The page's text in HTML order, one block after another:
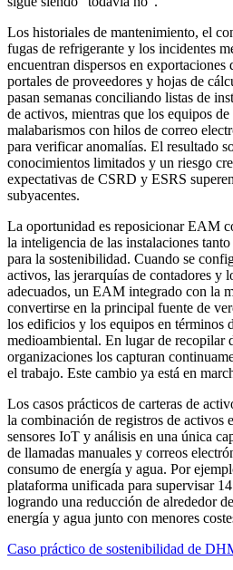
Los historiales de mantenimiento, el
fugas de refrigerante y los incidentes
encuentran dispersos en exportaciones
portales de proveedores y hojas de
pasan semanas conciliando listas de
de activos, mientras que los equipos de
malabarismos con hilos de correo
para verificar anomalías. El resultado
conocimientos limitados y un riesgo
expectativas de CSRD y ESRS
subyacentes.
La oportunidad es reposicionar EAM
la inteligencia de las instalaciones
para la sostenibilidad. Cuando se
activos, las jerarquías de contadores y
adecuados, un EAM integrado con la
convertirse en la principal fuente de
los edificios y los equipos en términos
medioambiental. En lugar de recopilar
organizaciones los capturan
el trabajo. Este cambio ya está en
Los casos prácticos de carteras de
la combinación de registros de activos
sensores IoT y análisis en una única
de llamadas manuales y correos
consumo de energía y agua. Por
plataforma unificada para supervisar
logrando una reducción de alrededor
energía y agua junto con menores
Caso práctico de sostenibilidad de